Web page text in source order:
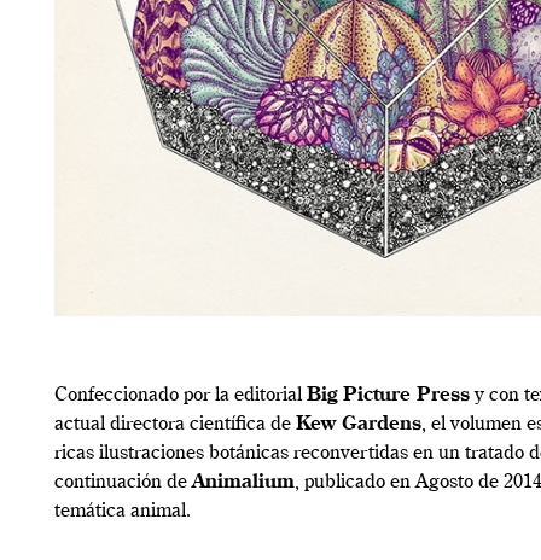
Confeccionado por la editorial Big Picture Pressy con
actual directora científica de Kew Gardens, el volumen
ricas ilustraciones botánicas reconvertidas en un tratado
continuación deAnimalium, publicado en Agosto de
temática animal.